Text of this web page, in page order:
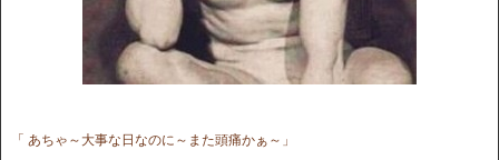
「 あちゃ～大事な日なのに～また頭痛かぁ～」